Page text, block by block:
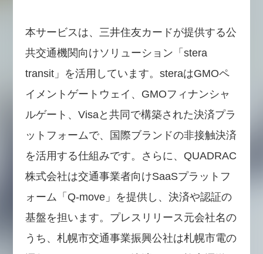
本サービスは、三井住友カードが提供する公
共交通機関向けソリューション「stera
transit」を活用しています。steraはGMOペ
イメントゲートウェイ、GMOフィナンシャ
ルゲート、Visaと共同で構築された決済プラ
ットフォームで、国際ブランドの非接触決済
を活用する仕組みです。さらに、QUADRAC
株式会社は交通事業者向けSaaSプラットフ
ォーム「Q-move」を提供し、決済や認証の
基盤を担います。プレスリリース元会社名の
うち、札幌市交通事業振興公社は札幌市電の